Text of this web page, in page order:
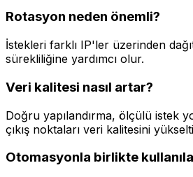
Rotasyon neden önemli?
İstekleri farklı IP'ler üzerinden
sürekliliğine yardımcı olur.
Veri kalitesi nasıl artar?
Doğru yapılandırma, ölçülü istek
çıkış noktaları veri kalitesini
Otomasyonla birlikte